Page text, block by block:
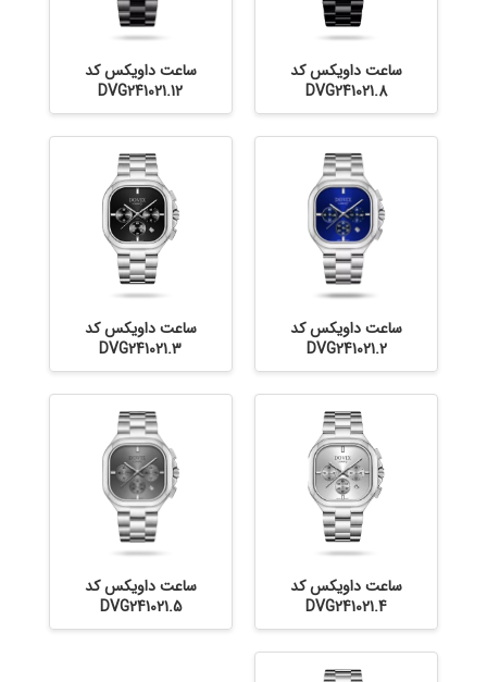
ساعت داویکس کد
DVG241021.8
ساعت داویکس کد
DVG241021.12
ساعت داویکس کد
DVG241021.2
ساعت داویکس کد
DVG241021.3
ساعت داویکس کد
DVG241021.4
ساعت داویکس کد
DVG241021.5